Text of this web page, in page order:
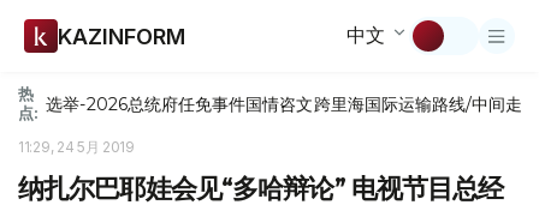
KAZINFORM 中文
热
点: 选举-2026总统府任免事件国情咨文跨里海国际运输路线/中间走廊
11:29, 24 5月 2019
纳扎尔巴耶娃会见“多哈辩论” 电视节目总经